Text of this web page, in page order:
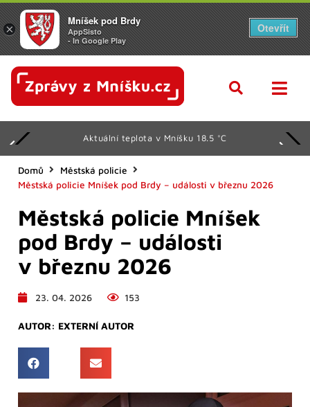
Aktuální teplota v Mníšku 18.5 °C
Domů
Městská policie
Městská policie Mníšek pod Brdy – události v březnu 2026
Městská policie Mníšek
pod Brdy – události
v březnu 2026
23. 04. 2026 153
AUTOR: EXTERNÍ AUTOR
×
Mníšek pod Brdy
AppSisto
- In Google Play
Otevřít